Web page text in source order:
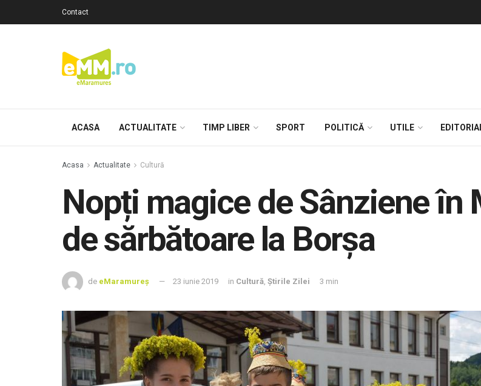
Contact
ACASA ACTUALITATE TIMP LIBER SPORT POLITICĂ UTILE
Acasa Actualitate Cultură
Nopți magice de Sânziene în
de sărbătoare la Borșa
de eMaramureș 23 iunie 2019 in Cultură, Știrile Zilei 3 min